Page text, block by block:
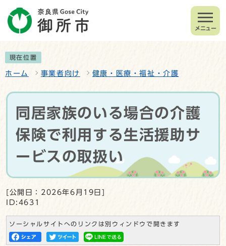
メニュー
現在位置
ホーム 事業者向け 健康・医療・福祉・介護
同居家族のいる場合の介護
保険で利用する生活援助サ
ービスの取扱い
[公開日：2026年6月19日]
ID:4631
ソーシャルサイトへのリンクは別ウィンドウで開きます